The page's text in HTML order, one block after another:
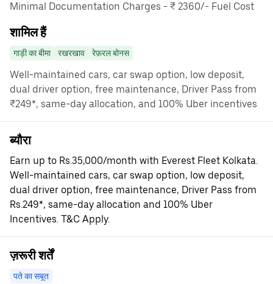
Minimal Documentation Charges - ₹ 2360/- Fuel Cost
शामिल हैं
गाड़ी का बीमा रखरखाव रेफ़रल बोनस
Well-maintained cars, car swap option, low deposit,
dual driver option, free maintenance, Driver Pass from
₹249*, same-day allocation, and 100% Uber incentives
ब्यौरा
Earn up to Rs.35,000/month with Everest Fleet Kolkata.
Well-maintained cars, car swap option, low deposit,
dual driver option, free maintenance, Driver Pass from
Rs.249*, same-day allocation and 100% Uber
Incentives. T&C Apply.
ज़रूरी शर्तें
पते का सबूत